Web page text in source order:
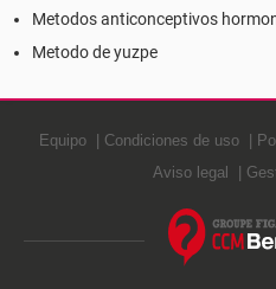
Metodos anticonceptivos
Metodo de yuzpe
Equipo Condiciones de uso
Aviso legal